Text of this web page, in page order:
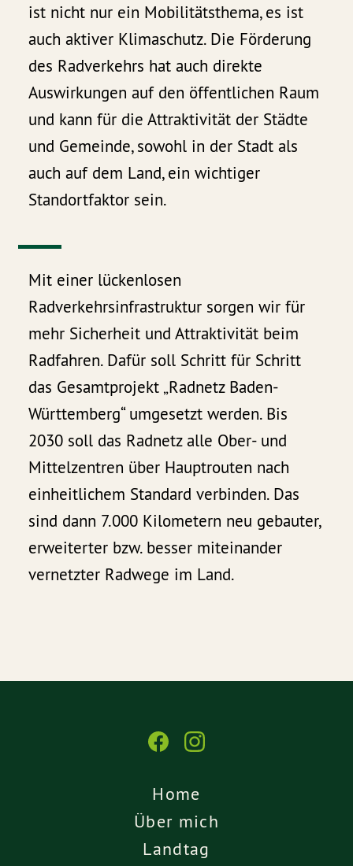
ist nicht nur ein Mobilitätsthema, es ist
auch aktiver Klimaschutz. Die Förderung
des Radverkehrs hat auch direkte
Auswirkungen auf den öffentlichen Raum
und kann für die Attraktivität der Städte
und Gemeinde, sowohl in der Stadt als
auch auf dem Land, ein wichtiger
Standortfaktor sein.
Mit einer lückenlosen
Radverkehrsinfrastruktur sorgen wir für
mehr Sicherheit und Attraktivität beim
Radfahren. Dafür soll Schritt für Schritt
das Gesamtprojekt „Radnetz Baden-
Württemberg“ umgesetzt werden. Bis
2030 soll das Radnetz alle Ober- und
Mittelzentren über Hauptrouten nach
einheitlichem Standard verbinden. Das
sind dann 7.000 Kilometern neu gebauter,
erweiterter bzw. besser miteinander
vernetzter Radwege im Land.
Home
Über mich
Landtag